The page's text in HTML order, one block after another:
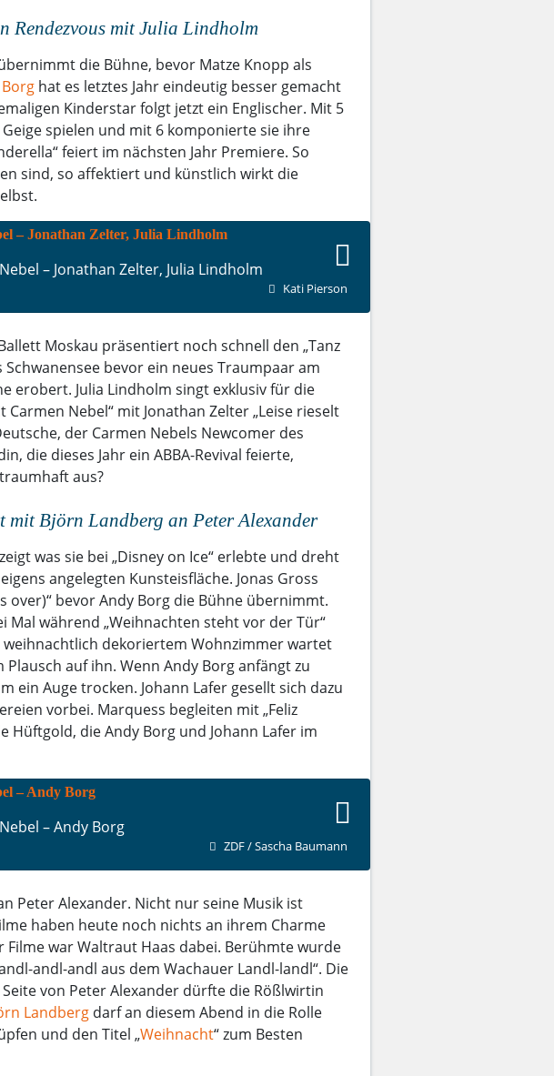
Rendezvous mit Julia Lindholm
die Bühne, bevor Matze Knopp als
hat es letztes Jahr eindeutig besser gemacht
Kinderstar folgt jetzt ein Englischer. Mit 5
spielen und mit 6 komponierte sie ihre
feiert im nächsten Jahr Premiere. So
sind, so affektiert und künstlich wirkt die
– Jonathan Zelter, Julia Lindholm
Kati Pierson
Moskau präsentiert noch schnell den „Tanz
Schwanensee bevor ein neues Traumpaar am
erobert. Julia Lindholm singt exklusiv für die
Carmen Nebel“ mit Jonathan Zelter „Leise rieselt
der Carmen Nebels Newcomer des
die dieses Jahr ein ABBA-Revival feierte,
aus?
mit Björn Landberg an Peter Alexander
was sie bei „Disney on Ice“ erlebte und dreht
angelegten Kunsteisfläche. Jonas Gross
over)“ bevor Andy Borg die Bühne übernimmt.
Mal während „Weihnachten steht vor der Tür“
weihnachtlich dekoriertem Wohnzimmer wartet
auf ihn. Wenn Andy Borg anfängt zu
ein Auge trocken. Johann Lafer gesellt sich dazu
vorbei. Marquess begleiten mit „Feliz
Hüftgold, die Andy Borg und Johann Lafer im
– Andy Borg
ZDF / Sascha Baumann
Peter Alexander. Nicht nur seine Musik ist
haben heute noch nichts an ihrem Charme
Filme war Waltraut Haas dabei. Berühmte wurde
andl-andl aus dem Wachauer Landl-landl“. Die
von Peter Alexander dürfte die Rößlwirtin
Landbergdarf an diesem Abend in die Rolle
und den Titel „Weihnacht“ zum Besten